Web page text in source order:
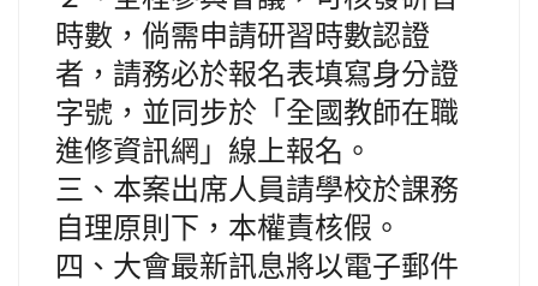
時數，倘需申請研習時數認證
者，請務必於報名表填寫身分證
字號，並同步於「全國教師在職
進修資訊網」線上報名。
三、本案出席人員請學校於課務
自理原則下，本權責核假。
四、大會最新訊息將以電子郵件